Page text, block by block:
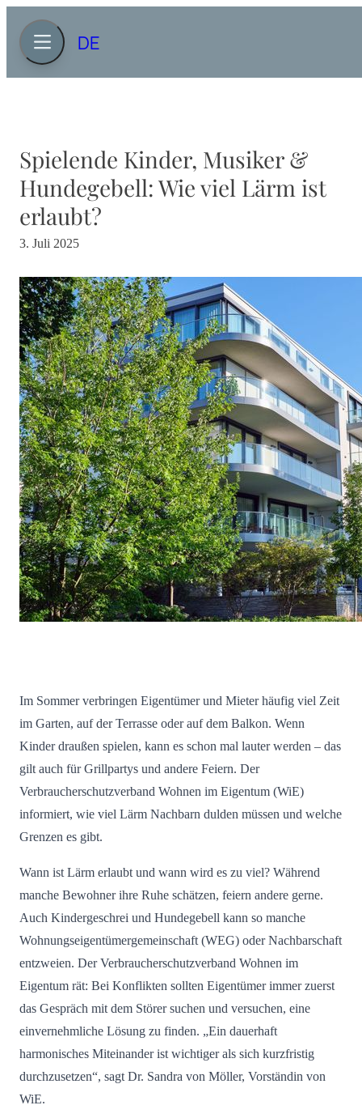
DE
Spielende Kinder, Musiker &
Hundegebell: Wie viel Lärm ist
erlaubt?
3. Juli 2025
Im Sommer verbringen Eigentümer und Mieter häufig viel Zeit
im Garten, auf der Terrasse oder auf dem Balkon. Wenn
Kinder draußen spielen, kann es schon mal lauter werden – das
gilt auch für Grillpartys und andere Feiern. Der
Verbraucherschutzverband Wohnen im Eigentum (WiE)
informiert, wie viel Lärm Nachbarn dulden müssen und welche
Grenzen es gibt.
Wann ist Lärm erlaubt und wann wird es zu viel? Während
manche Bewohner ihre Ruhe schätzen, feiern andere gerne.
Auch Kindergeschrei und Hundegebell kann so manche
Wohnungseigentümergemeinschaft (WEG) oder Nachbarschaft
entzweien. Der Verbraucherschutzverband Wohnen im
Eigentum rät: Bei Konflikten sollten Eigentümer immer zuerst
das Gespräch mit dem Störer suchen und versuchen, eine
einvernehmliche Lösung zu finden. „Ein dauerhaft
harmonisches Miteinander ist wichtiger als sich kurzfristig
durchzusetzen“, sagt Dr. Sandra von Möller, Vorständin von
WiE.